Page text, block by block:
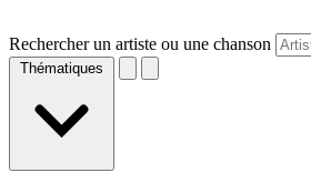
Rechercher un artiste ou une chanson
Thématiques